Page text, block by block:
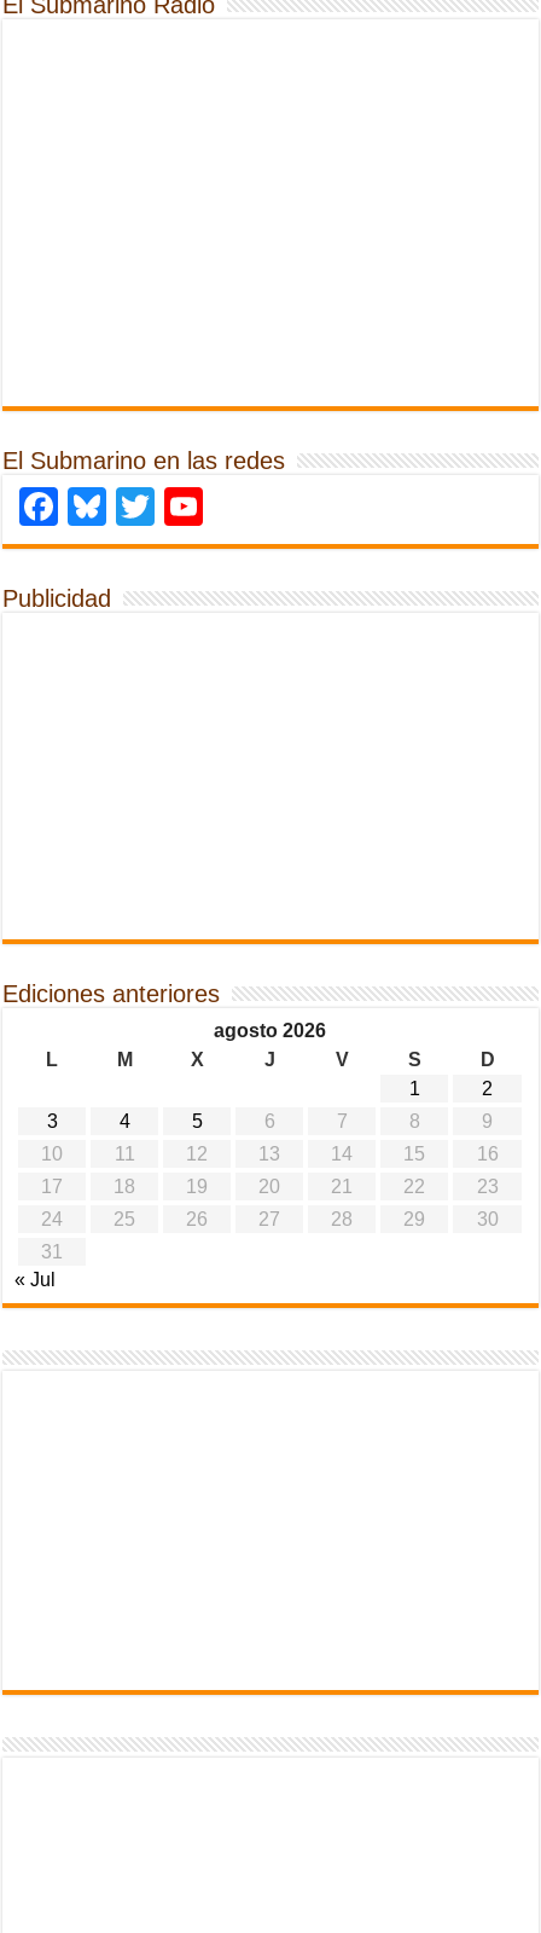
El Submarino en las redes
Facebook
Bluesky
Twitter
Publicidad
Ediciones anteriores
agosto 2026
L
M X J V S
D
1
2
3
4 5 6 7 8
9
10
11 12 13 14 15
16
17
18 19 20 21 22
23
24
25 26 27 28 29
30
31
« Jul